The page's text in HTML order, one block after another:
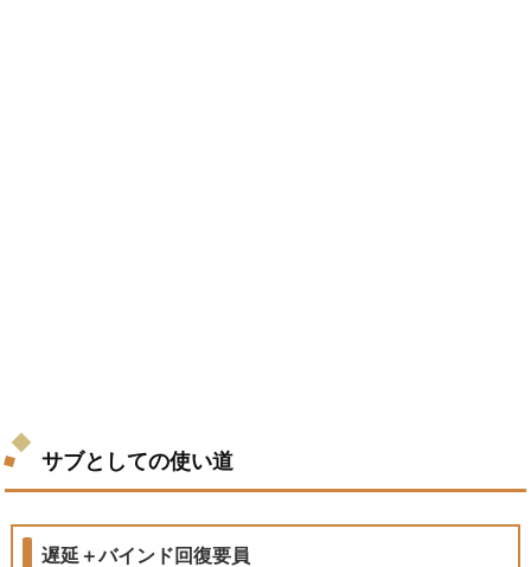
サブとしての使い道
遅延＋バインド回復要員